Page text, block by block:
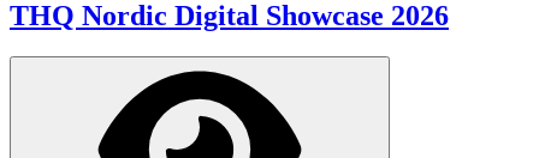
THQ Nordic Digital Showcase 2026